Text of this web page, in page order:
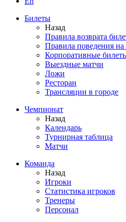
Билеты
Назад
Правила возврата
Правила поведения на
Корпоративные
Выездные матчи
Ложи
Ресторан
Трансляции в городе
Чемпионат
Назад
Календарь
Турнирная таблица
Матчи
Команда
Назад
Игроки
Статистика игроков
Тренеры
Персонал